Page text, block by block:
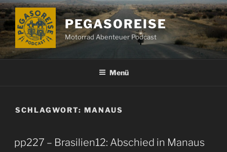
Zum
Inhalt
springen
PEGASOREISE
Motorrad Abenteuer Podcast
Menü
SCHLAGWORT: MANAUS
pp227 – Brasilien12: Abschied in Manaus